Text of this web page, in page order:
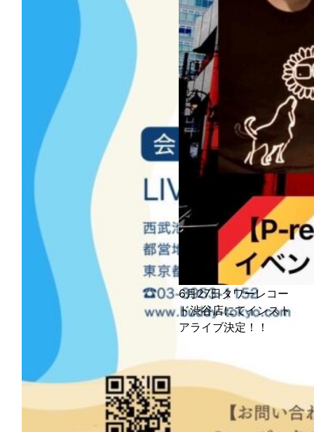
6月27日タワーレコー
ド渋谷店にてインスト
アライブ決定！！